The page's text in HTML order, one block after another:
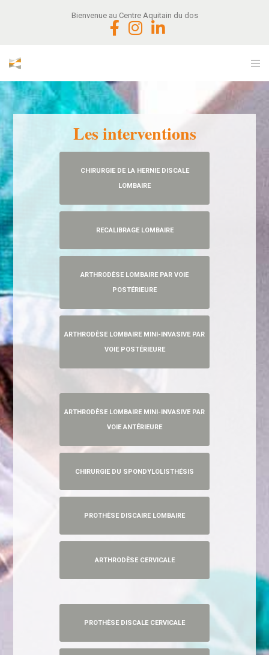
Bienvenue au Centre Aquitain du dos
Les interventions
CHIRURGIE DE LA HERNIE DISCALE
LOMBAIRE
RECALIBRAGE LOMBAIRE
ARTHRODÈSE LOMBAIRE PAR VOIE
POSTÉRIEURE
ARTHRODÈSE LOMBAIRE MINI-INVASIVE PAR
VOIE POSTÉRIEURE
ARTHRODÈSE LOMBAIRE MINI-INVASIVE PAR
VOIE ANTÉRIEURE
CHIRURGIE DU SPONDYLOLISTHÉSIS
PROTHÈSE DISCAIRE LOMBAIRE
ARTHRODÈSE CERVICALE
PROTHÈSE DISCALE CERVICALE